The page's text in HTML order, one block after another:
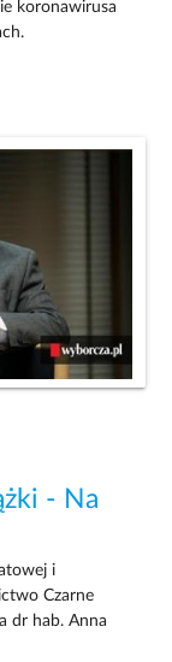
koronawirusa
- Na
i
Czarne
dr hab. Anna